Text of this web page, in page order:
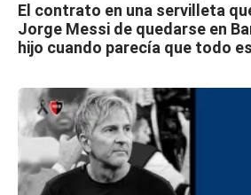
El contrato en una servilleta
Jorge Messi de quedarse en
hijo cuando parecía que todo